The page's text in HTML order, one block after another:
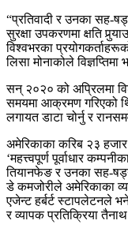
“प्रतिवादी र उनका सह-
सुरक्षा उपकरणमा क्षति
विश्वभरका
लिसा मोनाकोले विज्ञप्तिमा
सन् २०२० को अप्रिलमा
समयमा आक्रमण गरिएको
लगायत डाटा चोर्नु र
अमेरिकाका करिब २३
‘महत्त्वपूर्ण पूर्वाधार
तियानफेङ र उनका सह-
डे कमजोरीले अमेरिकाका
एजेन्ट हर्बर्ट स्टापलेटनले
र व्यापक प्रतिक्रिया